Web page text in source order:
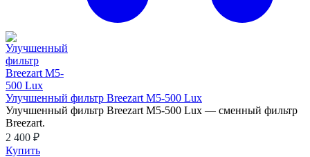
Улучшенный фильтр Breezart M5-500 Lux
Улучшенный фильтр Breezart M5-500 Lux — сменный фильтр
Breezart.
2 400 ₽
Купить